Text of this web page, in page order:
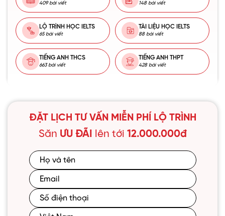
409 bài viết 148 bài viết
LỘ TRÌNH HỌC IELTS
65 bài viết
TÀI LIỆU HỌC IELTS
88 bài viết
TIẾNG ANH THCS
663 bài viết
TIẾNG ANH THPT
428 bài viết
ĐẶT LỊCH TƯ VẤN MIỄN PHÍ LỘ TRÌNH
Săn ƯU ĐÃI lên tới 12.000.000đ